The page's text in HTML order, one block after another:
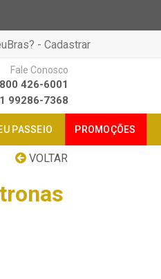
- Cadastrar
Fale Conosco
426-6001
99286-7368
PASSEIO PROMOÇÕES
VOLTAR